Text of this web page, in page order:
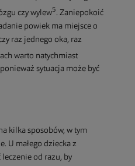
czy wylew5. Zaniepokoić
powiek ma miejsce o
raz jednego oka, raz
warto natychmiast
sytuacja może być
kilka sposobów, w tym
U małego dziecka z
od razu, by